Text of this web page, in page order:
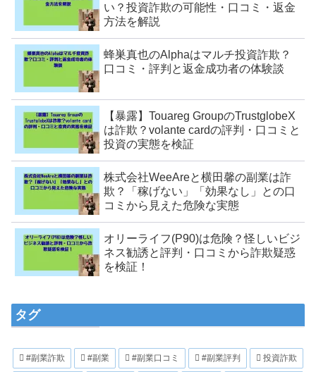
い？投資詐欺の可能性・口コミ・返金
方法を解説
蜂巣真也のAlphaはマルチ投資詐欺？
口コミ・評判と返金成功者の体験談
【暴露】Touareg GroupのTrustglobeX
は詐欺？volante cardの評判・口コミと
投資の実態を検証
株式会社WeeAreと横田馨の副業は詐
欺？「稼げない」「効果なし」との口
コミから見えた危険な実態
オリーライフ(P90)は危険？怪しいビジ
ネス勧誘と評判・口コミから詐欺疑惑
を検証！
タグ
#副業詐欺 #副業 #副業口コミ #副業評判 投資詐欺